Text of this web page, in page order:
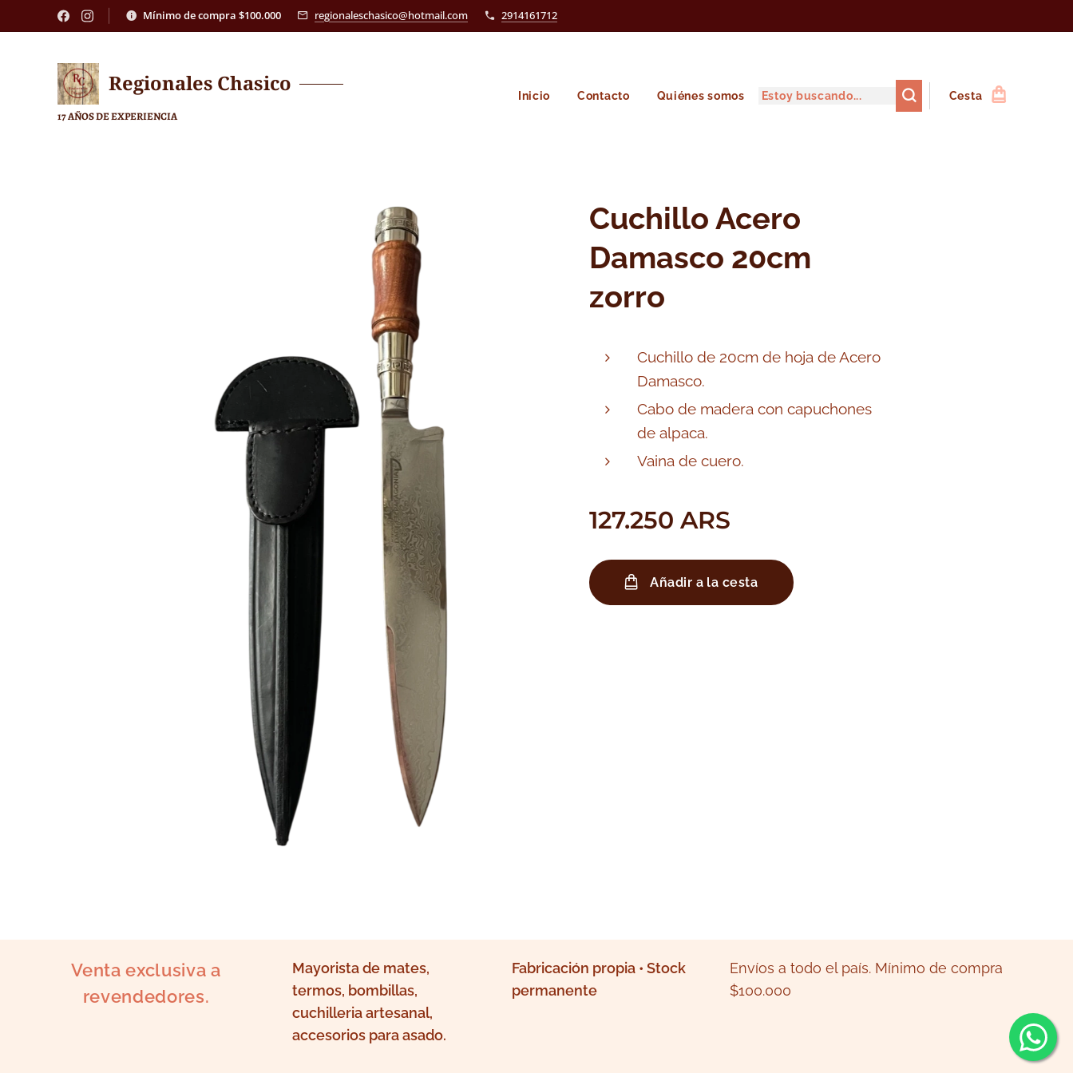
Mínimo de compra $100.000 regionaleschasico@hotmail.com 2914161712
Regionales Chasico
17 AÑOS DE EXPERIENCIA
Inicio Contacto Quiénes somos Cesta
Cuchillo Acero
Damasco 20cm
zorro
Cuchillo de 20cm de hoja de Acero
Damasco.
Cabo de madera con capuchones
de alpaca.
Vaina de cuero.
127.250 ARS
Añadir a la cesta
Venta exclusiva a
revendedores.
Mayorista de mates,
termos, bombillas,
cuchilleria artesanal,
accesorios para asado.
Fabricación propia • Stock
permanente
Envíos a todo el país. Mínimo de compra
$100.000